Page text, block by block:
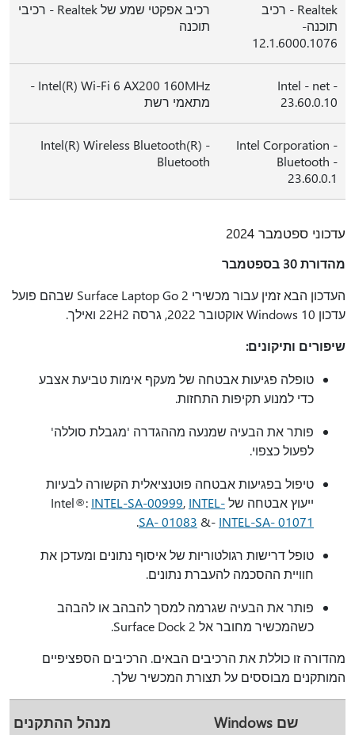
Realtek - רכיב
תוכנה-
12.1.6000.1076
רכיב אפקטי שמע של Realtek - רכיבי
תוכנה
Intel - net -
23.60.0.10
Intel(R) Wi-Fi 6 AX200 160MHz -
מתאמי רשת
Intel Corporation -
Bluetooth -
23.60.0.1
Intel(R) Wireless Bluetooth(R) -
Bluetooth
עדכוני ספטמבר 2024
מהדורת 30 בספטמבר
העדכון הבא זמין עבור מכשירי Surface Laptop Go 2 שבהם פועל
עדכון Windows 10 אוקטובר 2022, גרסה 22H2 ואילך.
שיפורים ותיקונים:
טופלה פגיעות אבטחה של מעקף אימות טביעת אצבע
כדי למנוע תקיפות התחזות.
פותר את הבעיה שמנעה מההגדרה 'מגבלת סוללה'
לפעול כצפוי.
טיפול בפגיעות אבטחה פוטנציאלית הקשורה לבעיות
ייעוץ אבטחה של Intel®:
INTEL-SA-00999, INTEL-
SA- 01083 &- INTEL-SA- 01071
.
טופל דרישות רגולטוריות של איסוף נתונים ומעדכן את
חוויית ההסכמה להעברת נתונים.
פותר את הבעיה שגרמה למסך להבהב או להבהב
כשהמכשיר מחובר אל Surface Dock 2.
מהדורה זו כוללת את הרכיבים הבאים. הרכיבים הספציפיים
המותקנים מבוססים על תצורת המכשיר שלך.
שם Windows
מנהל ההתקנים